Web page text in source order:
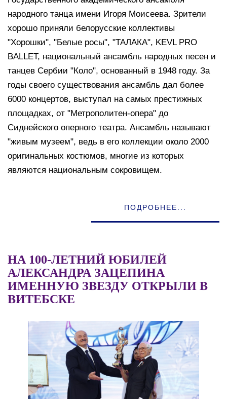
народного танца имени Игоря Моисеева. Зрители
хорошо приняли белорусские коллективы
"Хорошки", "Белые росы", "ТАЛАКА", KEVL PRO
BALLET, национальный ансамбль народных песен и
танцев Сербии "Коло", основанный в 1948 году. За
годы своего существования ансамбль дал более
6000 концертов, выступал на самых престижных
площадках, от "Метрополитен-опера" до
Сиднейского оперного театра. Ансамбль называют
"живым музеем", ведь в его коллекции около 2000
оригинальных костюмов, многие из которых
являются национальным сокровищем.
ПОДРОБНЕЕ...
НА 100-ЛЕТНИЙ ЮБИЛЕЙ
АЛЕКСАНДРА ЗАЦЕПИНА
ИМЕННУЮ ЗВЕЗДУ ОТКРЫЛИ В
ВИТЕБСКЕ